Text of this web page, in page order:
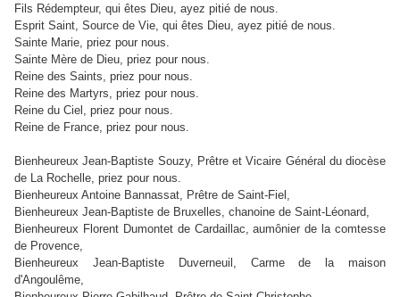
Fils Rédempteur, qui êtes Dieu, ayez pitié de nous.
Esprit Saint, Source de Vie, qui êtes Dieu, ayez pitié de nous.
Sainte Marie, priez pour nous.
Sainte Mère de Dieu, priez pour nous.
Reine des Saints, priez pour nous.
Reine des Martyrs, priez pour nous.
Reine du Ciel, priez pour nous.
Reine de France, priez pour nous.
Bienheureux Jean-Baptiste Souzy, Prêtre et Vicaire Général du diocèse
de La Rochelle, priez pour nous.
Bienheureux Antoine Bannassat, Prêtre de Saint-Fiel,
Bienheureux Jean-Baptiste de Bruxelles, chanoine de Saint-Léonard,
Bienheureux Florent Dumontet de Cardaillac, aumônier de la comtesse
de Provence,
Bienheureux Jean-Baptiste Duverneuil , Carme de la maison
d'Angoulême,